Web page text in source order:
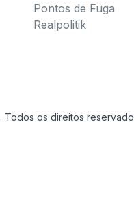
Pontos de Fuga
Realpolitik
Todos os direitos